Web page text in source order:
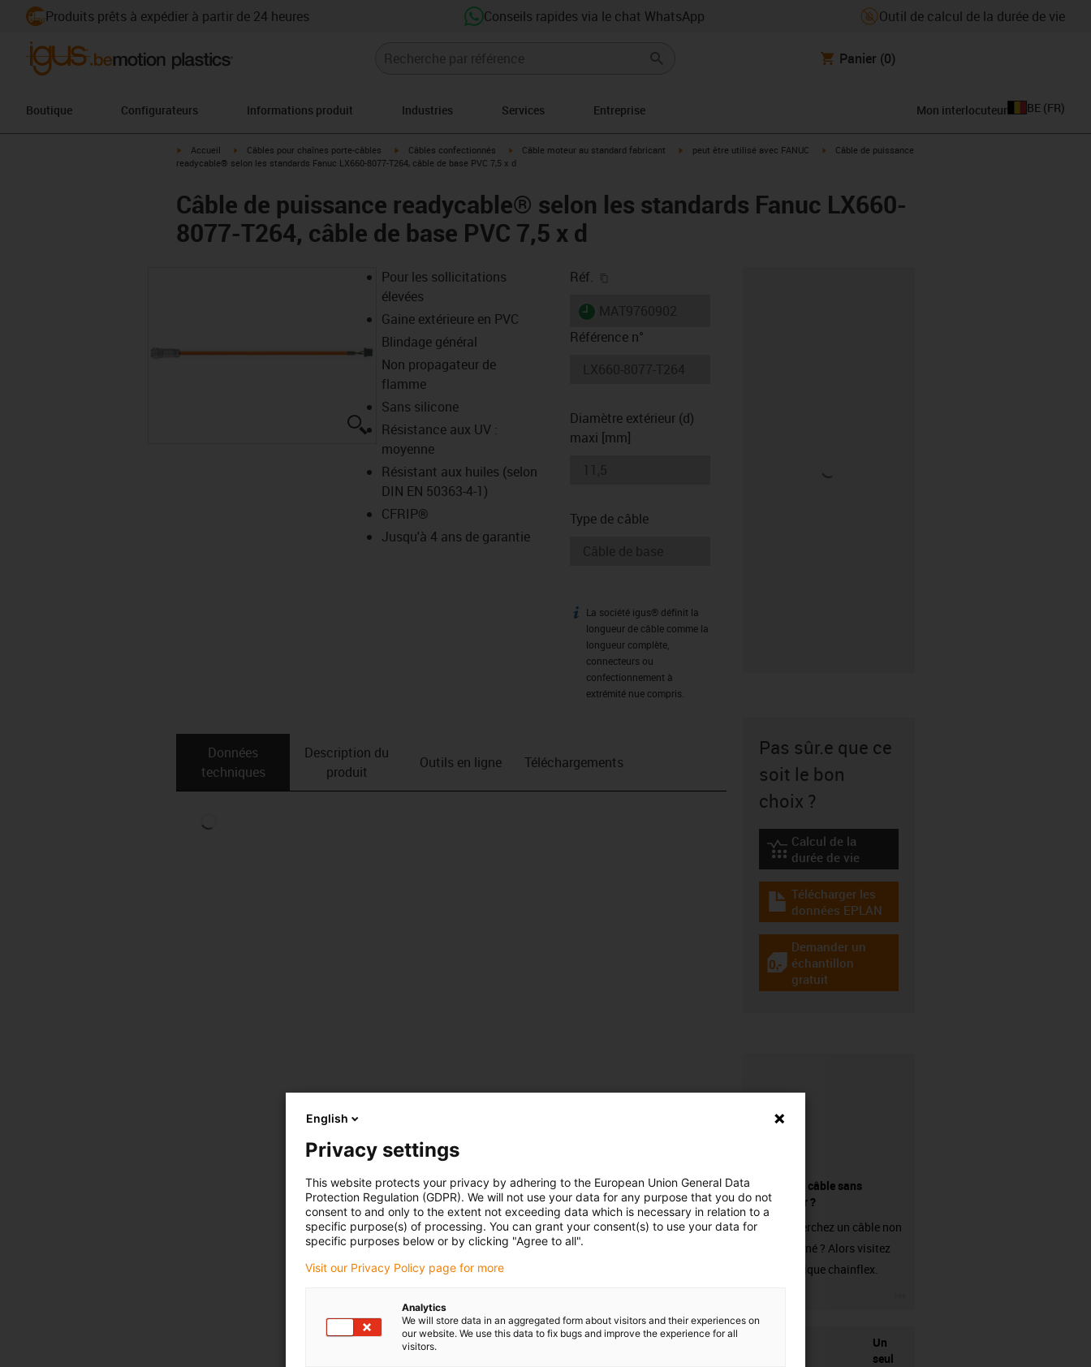
Produits prêts à expédier à partir de 24 heures Conseils rapides via le chat WhatsApp Outil de calcul de la durée de vie
Panier (0)
Boutique Configurateurs Informations produit Industries Services Entreprise Mon interlocuteur BE (FR)
igus-icon-arrow-right
Accueil igus-icon-arrow-right
Câbles pour chaînes porte-câbles igus-icon-arrow-right
Câbles confectionnés igus-icon-arrow-right
Câble moteur au standard fabricant igus-icon-arrow-right
peut être utilisé avec FANUC igus-icon-arrow-right
Câble de puissance
readycable® selon les standards Fanuc LX660-8077-T264, câble de base PVC 7,5 x d
Câble de puissance readycable® selon les standards Fanuc LX660-
8077-T264, câble de base PVC 7,5 x d
igus-icon-lupe
Pour les sollicitations
élevées
Gaine extérieure en PVC
Blindage général
Non propagateur de
flamme
Sans silicone
Résistance aux UV :
moyenne
Résistant aux huiles (selon
DIN EN 50363-4-1)
CFRIP®
Jusqu'à 4 ans de garantie
Réf.
igus-icon-lieferzeit
Référence n°
Diamètre extérieur (d)
maxi [mm]
Type de câble
igus-icon-info
La société igus® définit la
longueur de câble comme la
longueur complète,
connecteurs ou
confectionnement à
extrémité nue compris.
Données
techniques
Description du
produit
Outils en ligne Téléchargements
Pas sûr.e que ce
soit le bon
choix ?
igus-icon-lebensdauerrechner
Calcul de la
durée de vie
igus-icon-download-plan
Télécharger les
données EPLAN
igus-icon-gratismuster
Demander un
échantillon
gratuit
Acheter un câble sans
connecteur ?
Vous recherchez un câble non
confectionné ? Alors visitez
notre boutique chainflex.
Un
seul
English
Privacy settings
This website protects your privacy by adhering to the European Union General Data
Protection Regulation (GDPR). We will not use your data for any purpose that you do not
consent to and only to the extent not exceeding data which is necessary in relation to a
specific purpose(s) of processing. You can grant your consent(s) to use your data for
specific purposes below or by clicking "Agree to all".
Visit our Privacy Policy page for more
Analytics
We will store data in an aggregated form about visitors and their experiences on
our website. We use this data to fix bugs and improve the experience for all
visitors.